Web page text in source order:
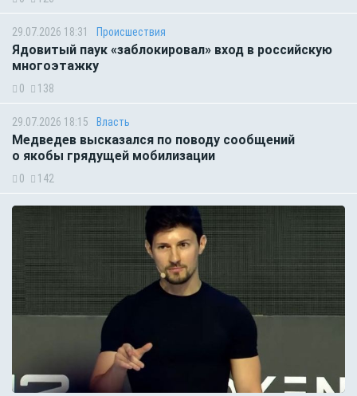
29.07.2026 18:31 Происшествия
Ядовитый паук «заблокировал» вход в российскую
многоэтажку
0 138
29.07.2026 18:15 Власть
Медведев высказался по поводу сообщений
о якобы грядущей мобилизации
0 142